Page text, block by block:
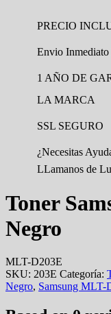
PRECIO
Envio
1 AÑO DE
LA MARCA
SSL SEGURO
¿Necesitas
LLamanos de
Toner
Negro
MLT-D203E
SKU: 203E Categoría:
Negro, Samsung MLT-